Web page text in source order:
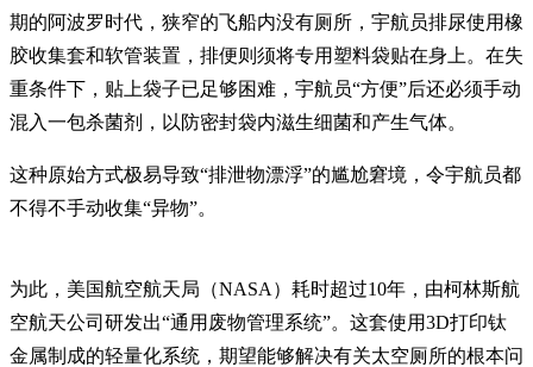
期的阿波罗时代，狭窄的飞船内没有厕所，宇航员排尿使用橡
胶收集套和软管装置，排便则须将专用塑料袋贴在身上。在失
重条件下，贴上袋子已足够困难，宇航员“方便”后还必须手动
混入一包杀菌剂，以防密封袋内滋生细菌和产生气体。
这种原始方式极易导致“排泄物漂浮”的尴尬窘境，令宇航员都
不得不手动收集“异物”。
为此，美国航空航天局（NASA）耗时超过10年，由柯林斯航
空航天公司研发出“通用废物管理系统”。这套使用3D打印钛
金属制成的轻量化系统，期望能够解决有关太空厕所的根本问